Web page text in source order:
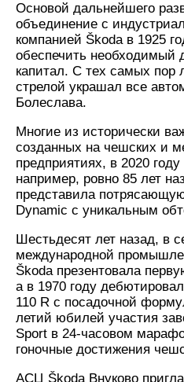
Основой дальнейшего
объединение с
компанией Škoda в 1925
обеспечить необходимый
капитал. С тех самых пор
стрелой украшал все
Болеслава.
Многие из исторически
созданных на чешских и
предприятиях, в 2020
например, ровно 85 лет
представила
Dynamic с уникальным
Шестьдесят лет назад, в
международной
Škoda презентовала
а в 1970 году
110 R с посадочной
летий юбилей участия
Sport в 24-часовом
гоночные достижения
АСЦ Škoda Внуково